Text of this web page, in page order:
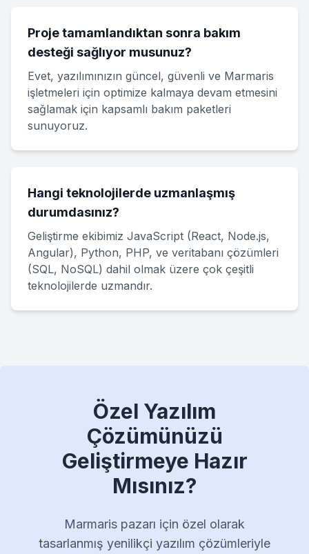
Proje tamamlandıktan sonra bakım
desteği sağlıyor musunuz?
Evet, yazılımınızın güncel, güvenli ve Marmaris
işletmeleri için optimize kalmaya devam etmesini
sağlamak için kapsamlı bakım paketleri
sunuyoruz.
Hangi teknolojilerde uzmanlaşmış
durumdasınız?
Geliştirme ekibimiz JavaScript (React, Node.js,
Angular), Python, PHP, ve veritabanı çözümleri
(SQL, NoSQL) dahil olmak üzere çok çeşitli
teknolojilerde uzmandır.
Özel Yazılım
Çözümünüzü
Geliştirmeye Hazır
Mısınız?
Marmaris pazarı için özel olarak
tasarlanmış yenilikçi yazılım çözümleriyle